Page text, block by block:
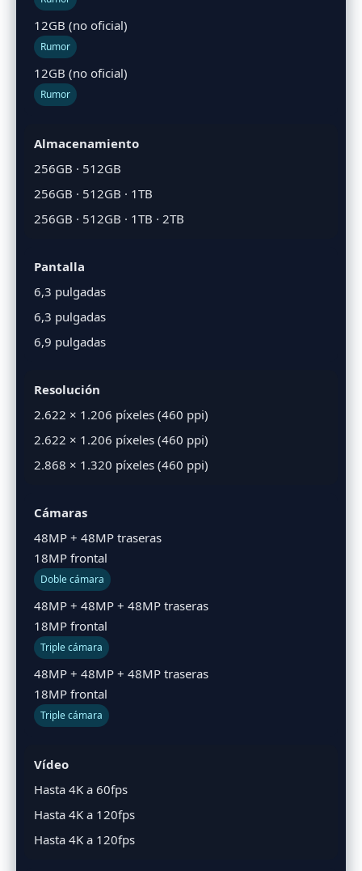
12GB (no oficial)
Rumor
12GB (no oficial)
Rumor
Almacenamiento
256GB · 512GB
256GB · 512GB · 1TB
256GB · 512GB · 1TB · 2TB
Pantalla
6,3 pulgadas
6,3 pulgadas
6,9 pulgadas
Resolución
2.622 × 1.206 píxeles (460 ppi)
2.622 × 1.206 píxeles (460 ppi)
2.868 × 1.320 píxeles (460 ppi)
Cámaras
48MP + 48MP traseras
18MP frontal
Doble cámara
48MP + 48MP + 48MP traseras
18MP frontal
Triple cámara
48MP + 48MP + 48MP traseras
18MP frontal
Triple cámara
Vídeo
Hasta 4K a 60fps
Hasta 4K a 120fps
Hasta 4K a 120fps